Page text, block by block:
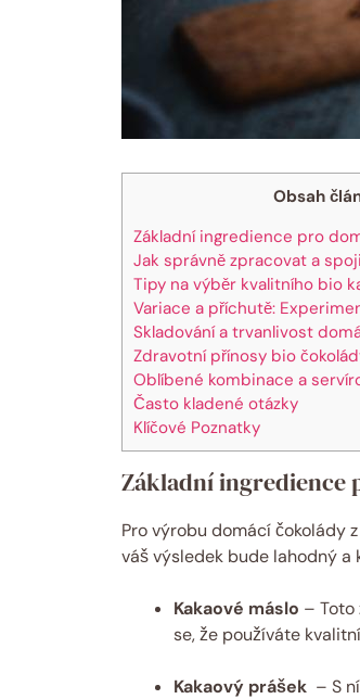
Obsah
Základní ingredience pro
Jak správně zpracovat a
Tipy na výběr kvalitního bio⁤
Variace a příchutě:
Skladování a trvanlivost
Zdravotní⁢ přínosy⁢ bio
Oblíbené kombinace a
Často kladené ‍otázky
Klíčové⁣ Poznatky
Základní ingredience
Pro ⁣výrobu domácí čokolády
váš výsledek‍ bude lahodný‍ a
Kakaové máslo – Toto
⁣se, že používáte
Kakaový prášek
– S